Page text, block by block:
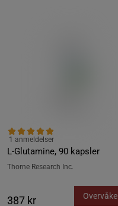
L-Glutamine, 90 kapsler
1 anmeldelser
Thorne Research Inc.
387 kr Overvåke